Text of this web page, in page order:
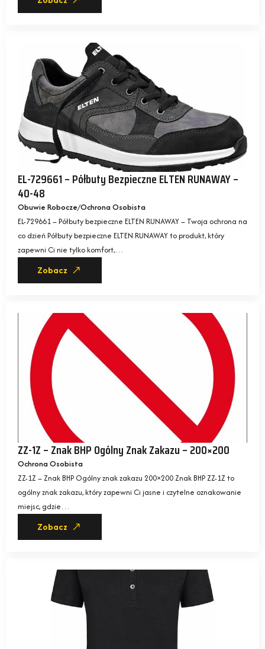
EL-729661 – Półbuty Bezpieczne ELTEN RUNAWAY –
40-48
Obuwie Robocze Ochrona Osobista
EL-729661 – Półbuty bezpieczne ELTEN RUNAWAY – Twoja ochrona na
co dzień Półbuty bezpieczne ELTEN RUNAWAY to produkt, który
zapewni Ci nie tylko komfort,…
Zobacz
ZZ-1Z – Znak BHP Ogólny Znak Zakazu – 200×200
Ochrona Osobista
ZZ-1Z – Znak BHP Ogólny znak zakazu 200×200 Znak BHP ZZ-1Z to
ogólny znak zakazu, który zapewni Ci jasne i czytelne oznakowanie
miejsc, gdzie…
Zobacz